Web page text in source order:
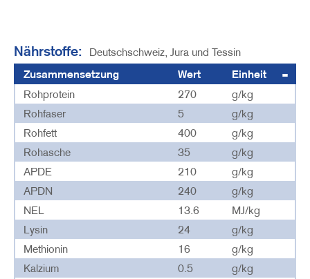
Nährstoffe: Deutschschweiz, Jura und Tessin
Zusammensetzung
Wert
Einheit
Rohprotein
270
g/kg
Rohfaser
5
g/kg
Rohfett
400
g/kg
Rohasche
35
g/kg
APDE
210
g/kg
APDN
240
g/kg
NEL
13.6
MJ/kg
Lysin
24
g/kg
Methionin
16
g/kg
Kalzium
0.5
g/kg